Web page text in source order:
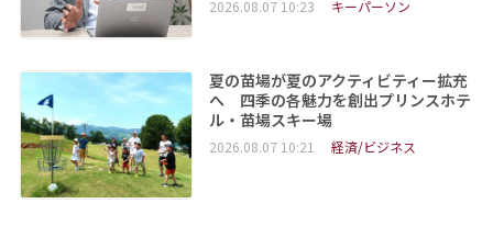
2026.08.07 10:23 キーパーソン
夏の苗場が夏のアクティビティー拡充
へ 四季の各魅力を創出プリンスホテ
ル・苗場スキー場
2026.08.07 10:21 経済/ビジネス